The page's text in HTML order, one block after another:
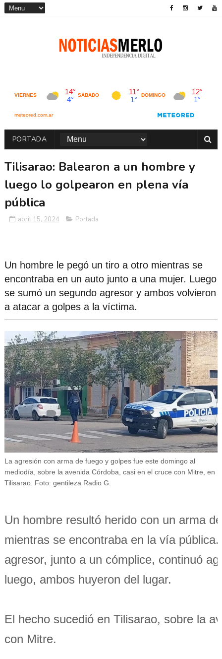
PORTADA
Tilisarao: Balearon a un hombre y
luego lo golpearon en plena vía
pública
abril 15, 2024 Portada
Un hombre le pegó un tiro a otro mientras se
encontraba en un auto junto a una mujer. Luego
se sumó un segundo agresor y ambos volvieron
a atacar a golpes a la víctima.
La agresión con arma de fuego y golpes fue este domingo al
mediodía, sobre la avenida Córdoba, casi en el cruce con Mitre, en
Tilisarao. Foto: gentileza Radio G.
Un hombre resultó herido con un arma
mientras se encontraba en la vía
agresor, junto a un cómplice, continuó
luego, ambos huyeron del lugar.
El hecho sucedió en Tilisarao, sobre la
con Mitre.